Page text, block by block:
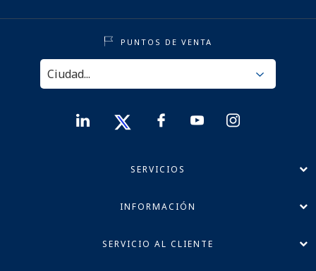
PUNTOS DE VENTA
SERVICIOS
INFORMACIÓN
SERVICIO AL CLIENTE